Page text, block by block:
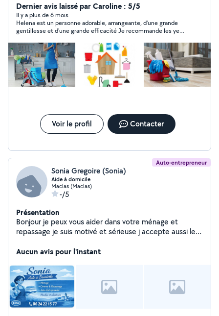
Dernier avis laissé par Caroline : 5/5
Il y a plus de 6 mois
Helena est un personne adorable, arrangeante, d'une grande
gentillesse et d'une grande efficacité Je recommande les yeux
Voir le profil Contacter
Auto-entrepreneur
Sonia Gregoire (Sonia)
Aide à domicile
Maclas (Maclas)
-/5
Présentation
Bonjour je peux vous aider dans votre ménage et
repassage je suis motivé et sérieuse j accepte aussi les
Aucun avis pour l'instant